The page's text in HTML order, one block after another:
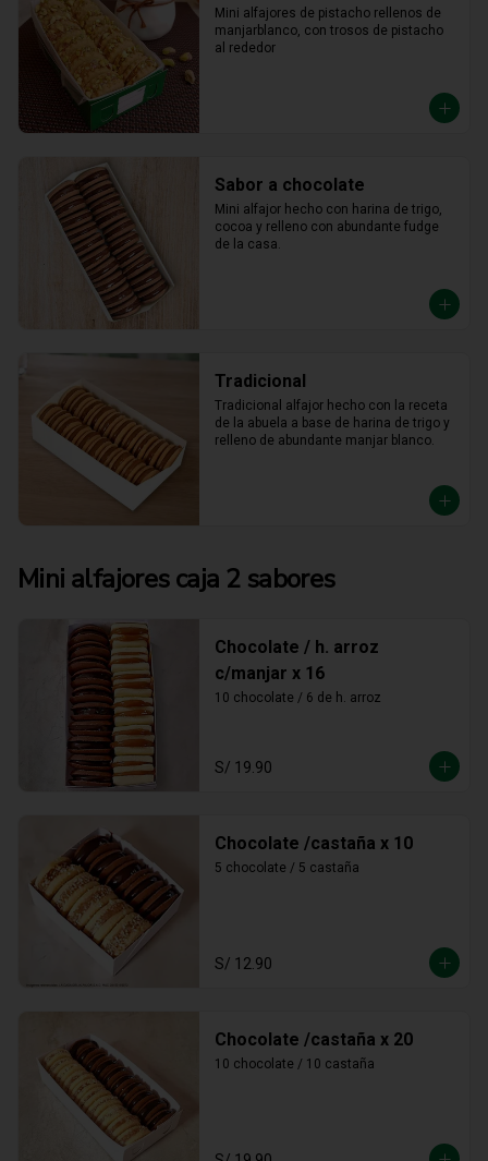
Mini alfajores de pistacho rellenos de
manjarblanco, con trosos de pistacho
al rededor
Sabor a chocolate
Mini alfajor hecho con harina de trigo,
cocoa y relleno con abundante fudge
de la casa.
Tradicional
Tradicional alfajor hecho con la receta
de la abuela a base de harina de trigo y
relleno de abundante manjar blanco.
Mini alfajores caja 2 sabores
Chocolate / h. arroz
c/manjar x 16
10 chocolate / 6 de h. arroz
S/ 19.90
Chocolate /castaña x 10
5 chocolate / 5 castaña
S/ 12.90
Chocolate /castaña x 20
10 chocolate / 10 castaña